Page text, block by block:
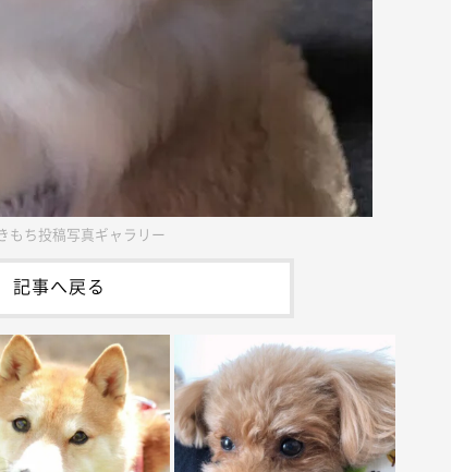
もち投稿写真ギャラリー
記事へ戻る